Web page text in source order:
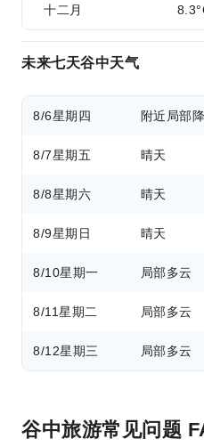
十二月
未来七天谷中天气
8/6星期四 附近局部
8/7星期五 晴天
8/8星期六 晴天
8/9星期日 晴天
8/10星期一 局部多云
8/11星期二 局部多云
8/12星期三 局部多云
谷中旅游常见问题